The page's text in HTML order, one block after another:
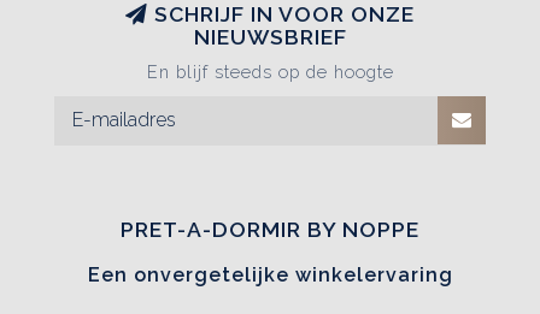
SCHRIJF IN VOOR ONZE
NIEUWSBRIEF
En blijf steeds op de hoogte
PRET-A-DORMIR BY NOPPE
Een onvergetelijke winkelervaring